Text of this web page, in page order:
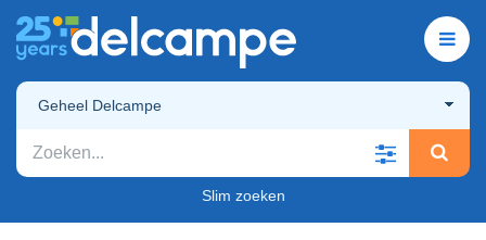
Geheel Delcampe
Slim zoeken